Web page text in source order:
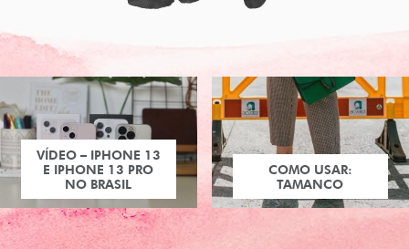
COMO USAR:
TAMANCO